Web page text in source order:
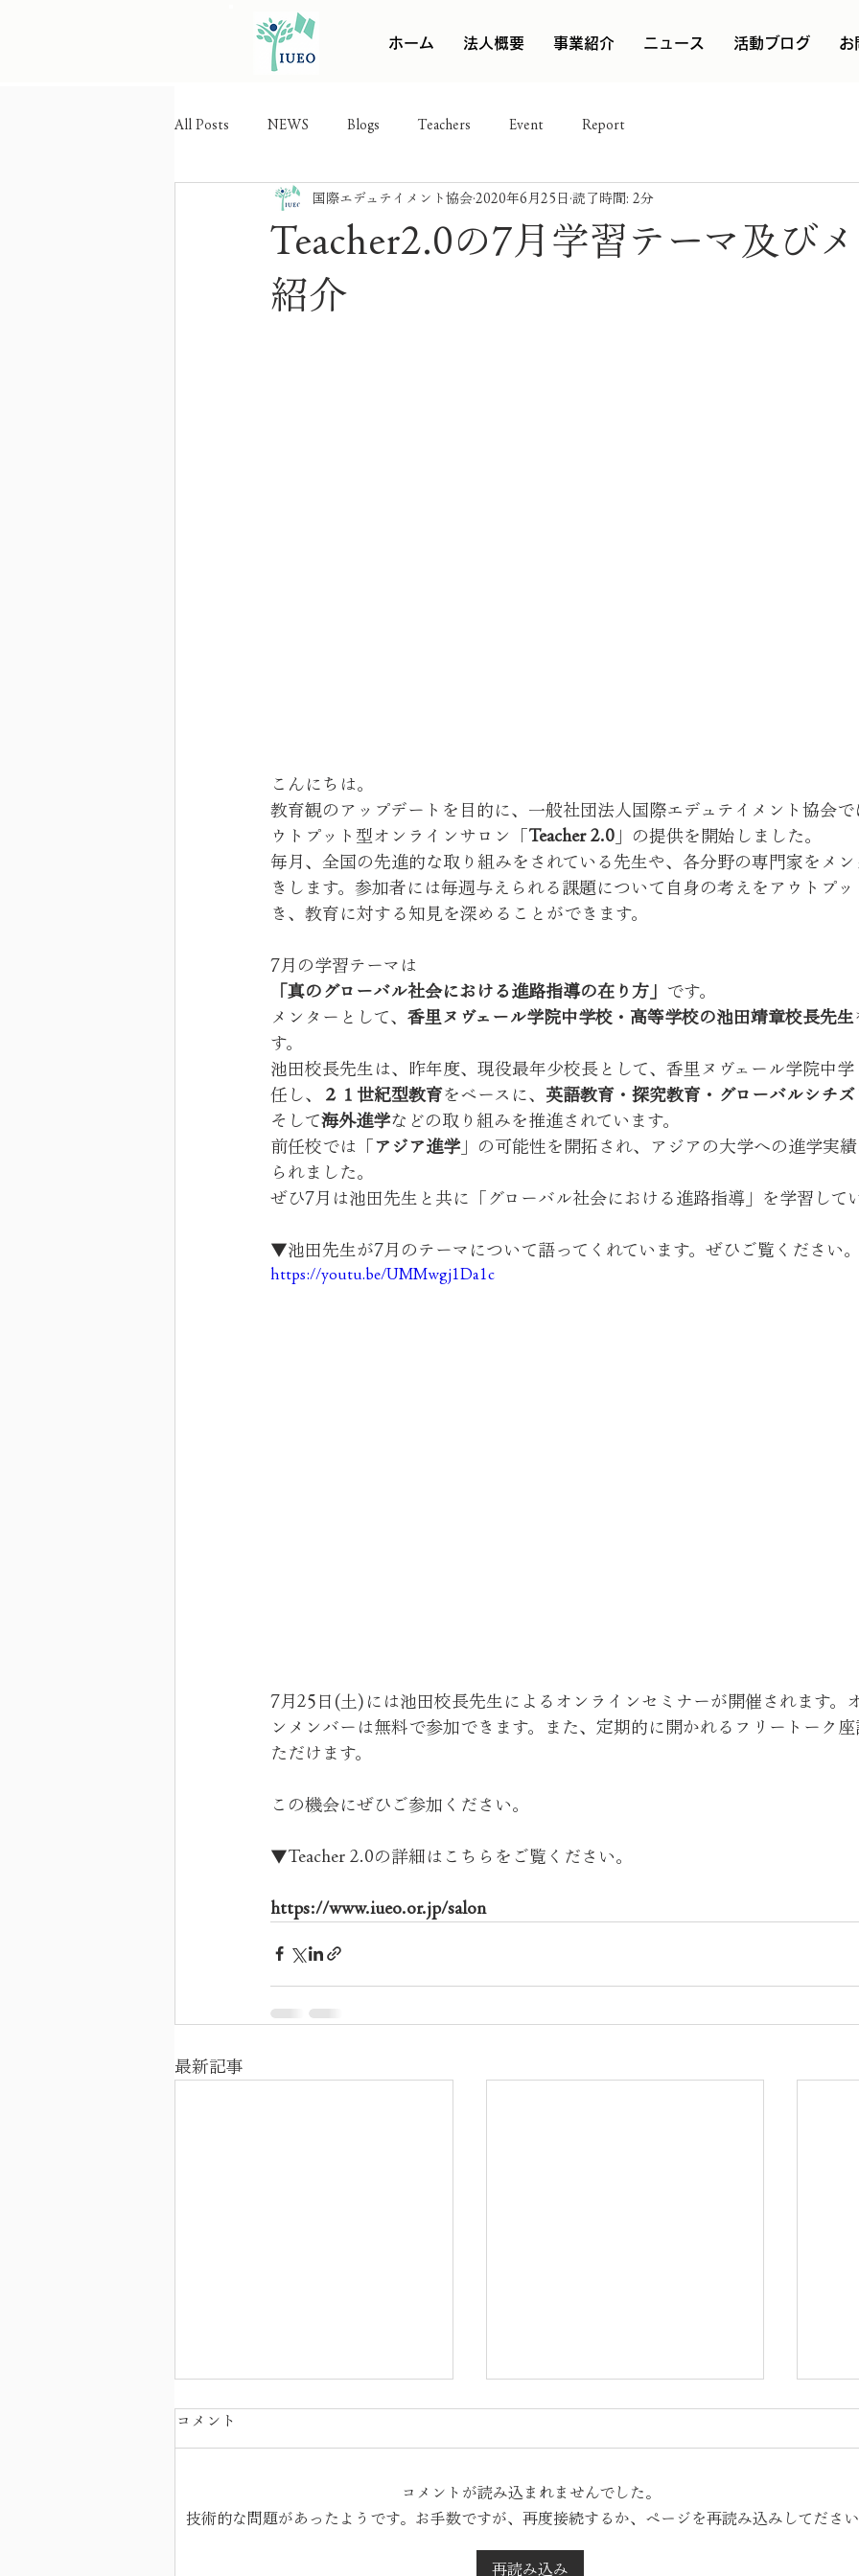
ホーム 法人概要 事業紹介 ニュース 活動ブログ お
All Posts NEWS Blogs Teachers Event Report
Teacher2.0の7月学習テーマ及び
紹介
国際エデュテイメント協会 2020年6月25日 読了時間: 2分
こんにちは。
教育観のアップデートを目的に、一般社団法人国際エデュテイメント協会で
ウトプット型オンラインサロン「 Teacher 2.0 」の提供を開始しました。
毎月、全国の先進的な取り組みをされている先生や、各分野の専門家をメ
きします。参加者には毎週与えられる課題について自身の考えをアウトプッ
き、教育に対する知見を深めることができます。
7月の学習テーマは
「真のグローバル社会における進路指導の在り方」
です。
メンターとして、 香里ヌヴェール学院中学校・高等学校の池田靖章校長先生
す。
池田校長先生は、昨年度、現役最年少校長として、香里ヌヴェール学院中
任し、
２１世紀型教育をベースに、 英語教育・探究教育・グローバルシチ
そして海外進学などの取り組みを推進されています。
前任校では「
アジア進学」の可能性を開拓され、アジアの大学への進学実績
られました。
ぜひ7月は池田先生と共に「グローバル社会における進路指導」を学習して
▼池田先生が7月のテーマについて語ってくれています。ぜひご覧ください。
https://youtu.be/UMMwgj1Da1c
7月25日(土)には池田校長先生によるオンラインセミナーが開催されます。
ンメンバーは無料で参加できます。また、定期的に開かれるフリートーク
ただけます。
この機会にぜひご参加ください。
▼Teacher 2.0の詳細はこちらをご覧ください。
https://www.iueo.or.jp/salon
最新記事
児童生徒の情報活用能力を診
断・育成するサービス 「ジョ
ーカツ」第1弾実証プロジェ
クト効果レポートを公開。
GIGAスクール構想の次の段階へ
全国の教育委員会や学校に向けた
ラム「クリティカル」探究的
な学び支援補助金2023の採択
事業が無事に終了しました。
探究的な学び支援補助金2023終
了。探究的な学びの促進に 経済
び支援補助金に弊団体が事業者採
モラ
ツ」
DX
コメント
コメントが読み込まれませんでした。
技術的な問題があったようです。お手数ですが、再度接続するか、ページを再読み込みしてださい
再読み込み